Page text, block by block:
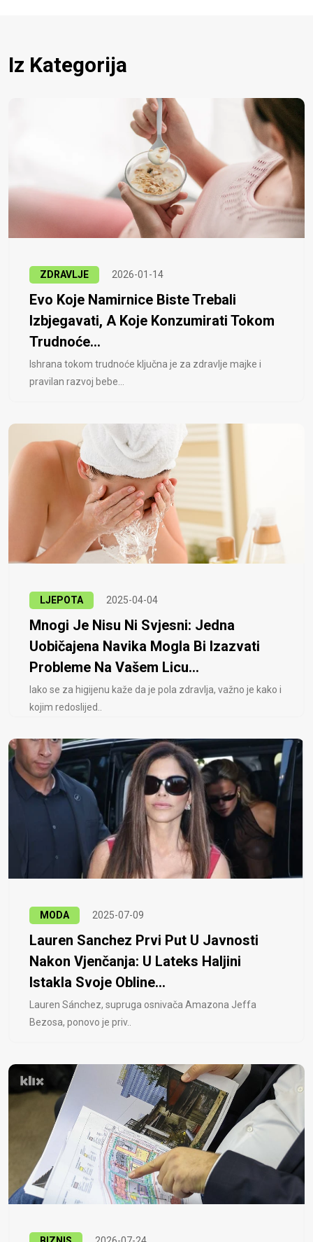
Iz Kategorija
ZDRAVLJE 2026-01-14
Evo Koje Namirnice Biste Trebali
Izbjegavati, A Koje Konzumirati Tokom
Trudnoće...
Ishrana tokom trudnoće ključna je za zdravlje majke i
pravilan razvoj bebe...
LJEPOTA 2025-04-04
Mnogi Je Nisu Ni Svjesni: Jedna
Uobičajena Navika Mogla Bi Izazvati
Probleme Na Vašem Licu...
Iako se za higijenu kaže da je pola zdravlja, važno je kako i
kojim redoslijed..
MODA 2025-07-09
Lauren Sanchez Prvi Put U Javnosti
Nakon Vjenčanja: U Lateks Haljini
Istakla Svoje Obline...
Lauren Sánchez, supruga osnivača Amazona Jeffa
Bezosa, ponovo je priv..